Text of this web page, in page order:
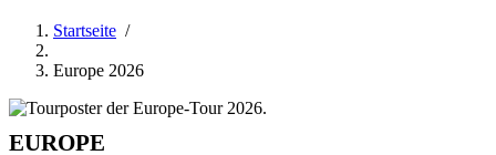
Startseite /
Europe 2026
EUROPE